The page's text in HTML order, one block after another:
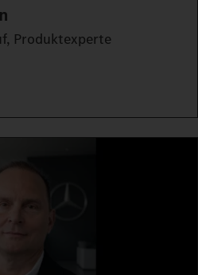
Produktexperte